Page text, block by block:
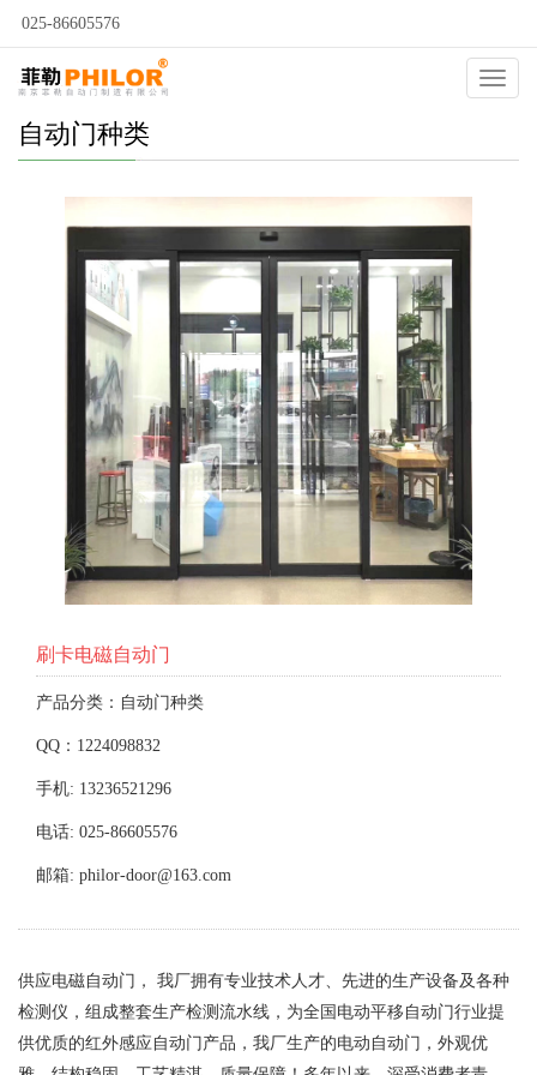
025-86605576
自动门种类
刷卡电磁自动门
产品分类：自动门种类
QQ：1224098832
手机: 13236521296
电话: 025-86605576
邮箱: philor-door@163.com
供应电磁自动门， 我厂拥有专业技术人才、先进的生产设备及各种
检测仪，组成整套生产检测流水线，为全国电动平移自动门行业提
供优质的红外感应自动门产品，我厂生产的电动自动门，外观优